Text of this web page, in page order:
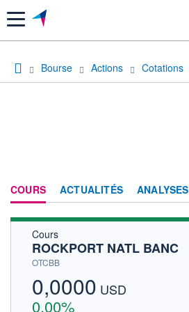
Menu
Bourse Actions Cotations
COURS ACTUALITÉS ANALYSES
Cours
ROCKPORT NATL BANC
OTCBB
0,0000 USD
0,00%